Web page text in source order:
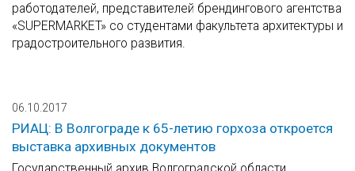
работодателей, представителей брендингового агентства
«SUPERMARKET» со студентами факультета архитектуры и
градостроительного развития.
06.10.2017
РИАЦ: В Волгограде к 65-летию горхоза откроется
выставка архивных документов